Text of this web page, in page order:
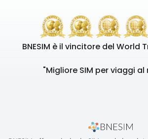
BNESIM è il vincitore del World
"Migliore SIM per viaggi